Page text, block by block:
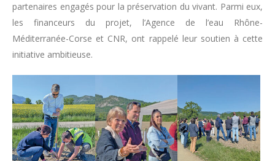
partenaires engagés pour la préservation du vivant. Parmi eux,
les financeurs du projet, l’Agence de l’eau Rhône-
Méditerranée-Corse et CNR, ont rappelé leur soutien à cette
initiative ambitieuse.